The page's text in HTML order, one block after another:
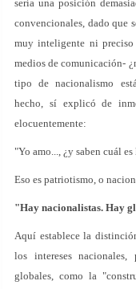
sería una posición
convencionales, dado que
muy inteligente ni
medios de comunicación-
tipo de nacionalismo
hecho, sí explicó de
elocuentemente:
"Yo amo..., ¿y saben cuál
Eso es patriotismo, o
"Hay nacionalistas. Hay
Aquí establece la
los intereses
globales, como la